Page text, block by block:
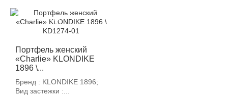
Портфель женский
«Charlie» KLONDIKE
1896 \...
Бренд : KLONDIKE 1896;
Вид застежки :...
-12%